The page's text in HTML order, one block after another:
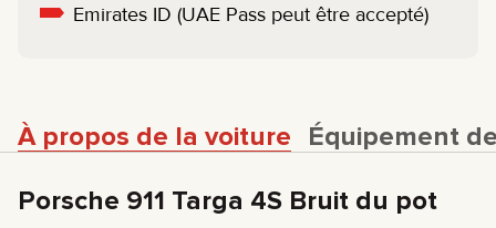
Emirates ID (UAE Pass peut être accepté)
À propos de la voiture
Équipement
Porsche 911 Targa 4S Bruit du pot